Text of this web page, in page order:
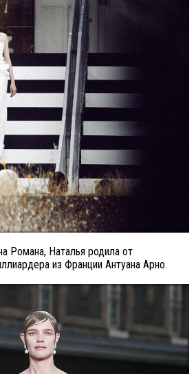
Романа, Наталья родила от
из Франции Антуана Арно.